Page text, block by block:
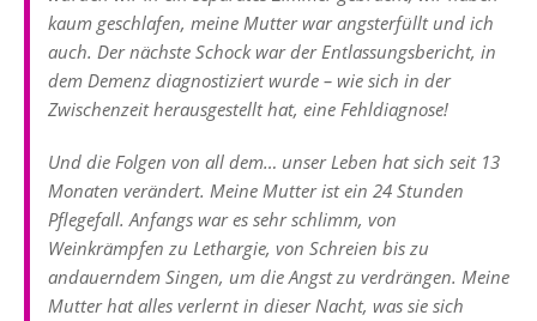
kaum geschlafen, meine Mutter war angsterfüllt und ich
auch. Der nächste Schock war der Entlassungsbericht, in
dem Demenz diagnostiziert wurde – wie sich in der
Zwischenzeit herausgestellt hat, eine Fehldiagnose!
Und die Folgen von all dem… unser Leben hat sich seit 13
Monaten verändert. Meine Mutter ist ein 24 Stunden
Pflegefall. Anfangs war es sehr schlimm, von
Weinkrämpfen zu Lethargie, von Schreien bis zu
andauerndem Singen, um die Angst zu verdrängen. Meine
Mutter hat alles verlernt in dieser Nacht, was sie sich